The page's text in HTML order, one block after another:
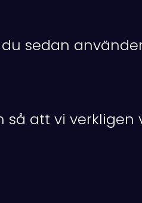
sedan
att vi verkligen